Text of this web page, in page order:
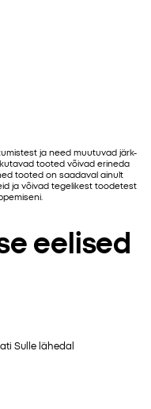
ja need muutuvad järk-
tooted võivad erineda
tooted on saadaval ainult
ja võivad tegelikest toodetest
eelised
Sulle lähedal